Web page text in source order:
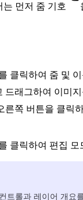
는 먼저 줌 기호
클릭하여 줌 및
드래그하여 이미
른쪽 버튼을 클릭
클릭하여 편집 모
트롤과 레이어 개요